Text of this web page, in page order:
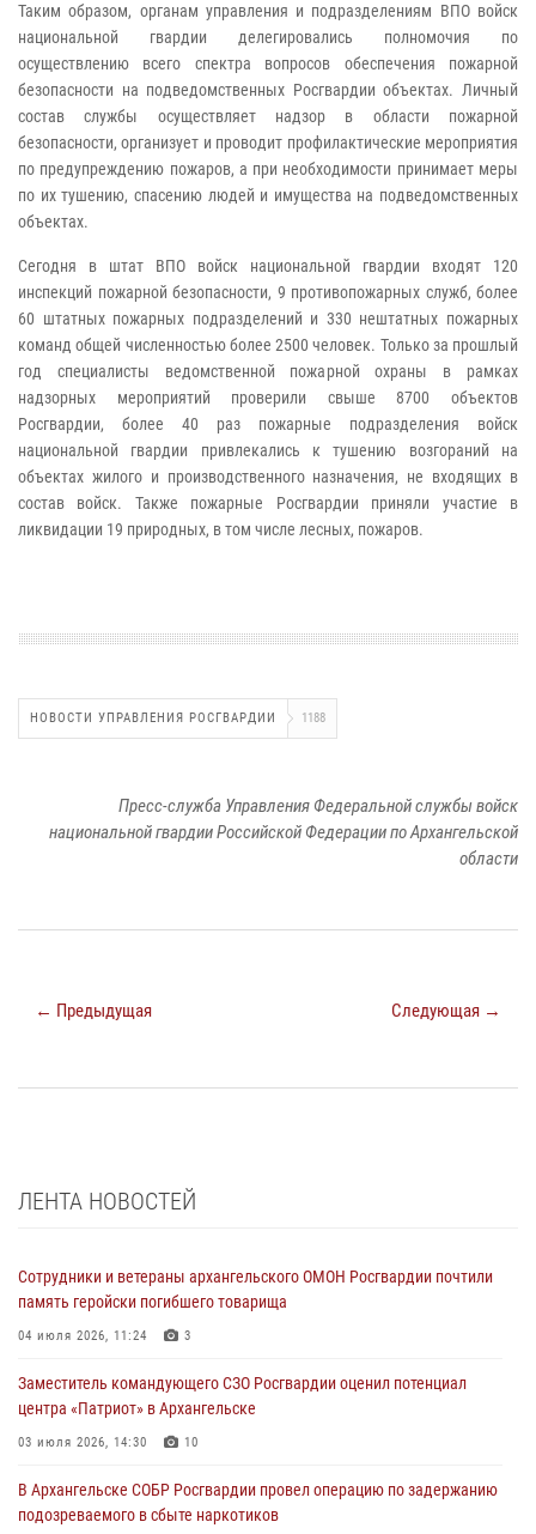
Таким образом, органам управления и подразделениям ВПО войск
национальной гвардии делегировались полномочия по
осуществлению всего спектра вопросов обеспечения пожарной
безопасности на подведомственных Росгвардии объектах. Личный
состав службы осуществляет надзор в области пожарной
безопасности, организует и проводит профилактические мероприятия
по предупреждению пожаров, а при необходимости принимает меры
по их тушению, спасению людей и имущества на подведомственных
объектах.
Сегодня в штат ВПО войск национальной гвардии входят 120
инспекций пожарной безопасности, 9 противопожарных служб, более
60 штатных пожарных подразделений и 330 нештатных пожарных
команд общей численностью более 2500 человек. Только за прошлый
год специалисты ведомственной пожарной охраны в рамках
надзорных мероприятий проверили свыше 8700 объектов
Росгвардии, более 40 раз пожарные подразделения войск
национальной гвардии привлекались к тушению возгораний на
объектах жилого и производственного назначения, не входящих в
состав войск. Также пожарные Росгвардии приняли участие в
ликвидации 19 природных, в том числе лесных, пожаров.
НОВОСТИ УПРАВЛЕНИЯ РОСГВАРДИИ 1188
Пресс-служба Управления Федеральной службы войск
национальной гвардии Российской Федерации по Архангельской
области
← Предыдущая Следующая →
ЛЕНТА НОВОСТЕЙ
Сотрудники и ветераны архангельского ОМОН Росгвардии почтили
память геройски погибшего товарища
04 июля 2026, 11:24 3
Заместитель командующего СЗО Росгвардии оценил потенциал
центра «Патриот» в Архангельске
03 июля 2026, 14:30 10
В Архангельске СОБР Росгвардии провел операцию по задержанию
подозреваемого в сбыте наркотиков